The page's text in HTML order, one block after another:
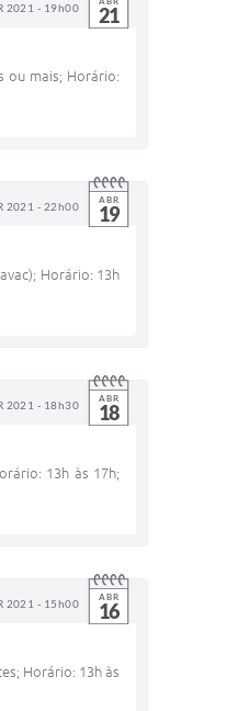
2021 - 19h00 21
ou mais; Horário:
2021 - 22h00 ABR
19
Horário: 13h
2021 - 18h30 ABR
18
13h às 17h;
2021 - 15h00 ABR
16
Horário: 13h às